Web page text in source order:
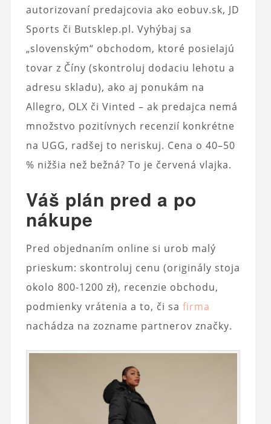
autorizovaní predajcovia ako eobuv.sk, JD
Sports či Butsklep.pl. Vyhýbaj sa
„slovenským“ obchodom, ktoré posielajú
tovar z Číny (skontroluj dodaciu lehotu a
adresu skladu), ako aj ponukám na
Allegro, OLX či Vinted – ak predajca nemá
množstvo pozitívnych recenzií konkrétne
na UGG, radšej to neriskuj. Cena o 40–50
% nižšia než bežná? To je červená vlajka.
Váš plán pred a po
nákupe
Pred objednaním online si urob malý
prieskum: skontroluj cenu (originály stoja
okolo 800-1200 zł), recenzie obchodu,
podmienky vrátenia a to, či sa firma
nachádza na zozname partnerov značky.